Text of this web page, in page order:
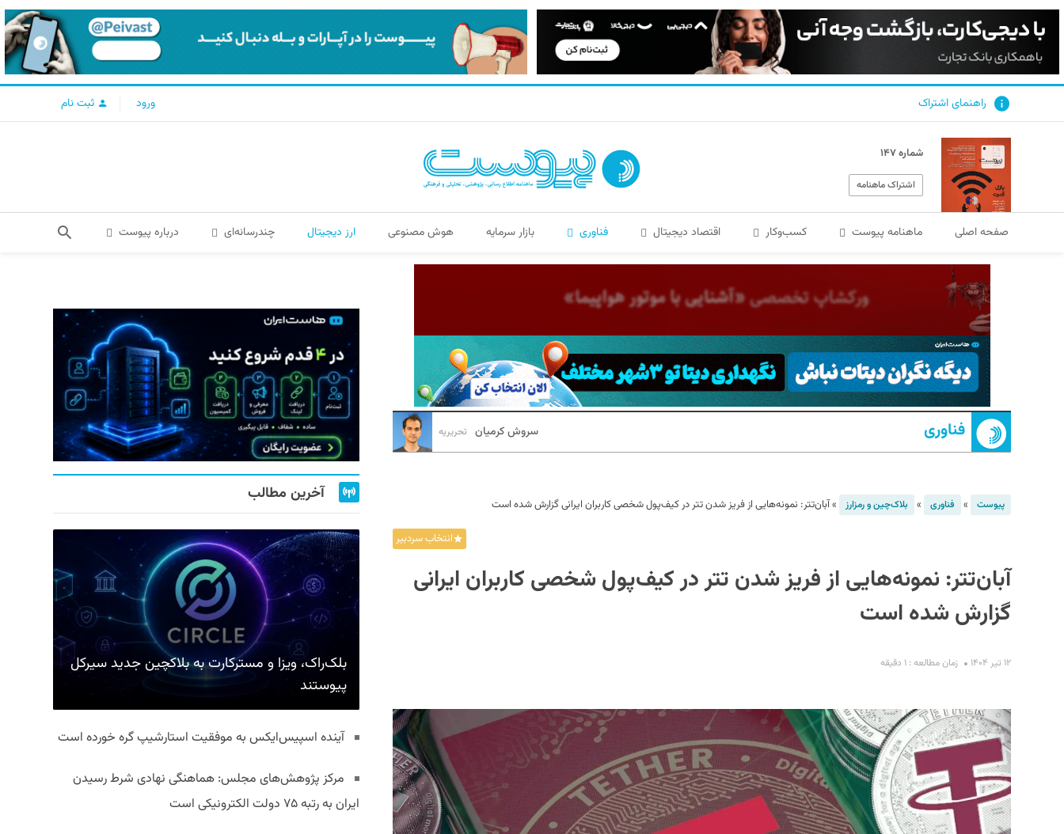
راهنمای اشتراک ورود ثبت نام
شماره ۱۴۷
اشتراک ماهنامه
صفحه اصلی ماهنامه پیوست کسب‌و‌کار اقتصاد دیجیتال فناوری بازار سرمایه هوش مصنوعی ارز دیجیتال چندرسانه‌ای درباره پیوست
فناوری سروش کرمیان تحریریه
پیوست » فناوری » بلاک‌چین و رمزارز »آبان‌تتر: نمونه‌هایی از فریز شدن تتر در کیف‌پول شخصی کاربران ایرانی گزارش شده است
انتخاب سردبیر
آبان‌تتر: نمونه‌هایی از فریز شدن تتر در کیف‌پول شخصی کاربران ایرانی
گزارش شده است
۱۲ تیر ۱۴۰۴ زمان مطالعه : ۱ دقیقه
آخرین مطالب
بلک‌راک، ویزا و مسترکارت به بلاکچین جدید سیرکل
پیوستند
آینده اسپیس‌ایکس به موفقیت استارشیپ گره خورده است
مرکز پژوهش‌های مجلس: هماهنگی نهادی شرط رسیدن
ایران به رتبه ۷۵ دولت الکترونیکی است